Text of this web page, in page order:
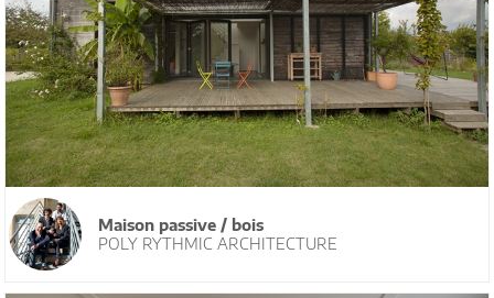
Maison passive / bois
POLY RYTHMIC ARCHITECTURE